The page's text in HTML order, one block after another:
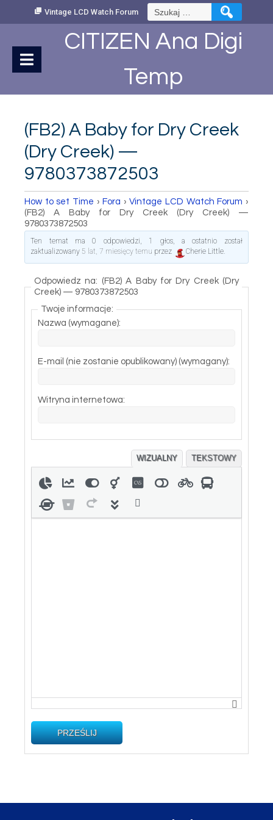
Vintage LCD Watch Forum Szukaj:
CITIZEN Ana Digi
Temp
(FB2) A Baby for Dry Creek
(Dry Creek) —
9780373872503
How to set Time › Fora › Vintage LCD Watch Forum ›
(FB2) A Baby for Dry Creek (Dry Creek) —
9780373872503
Ten temat ma 0 odpowiedzi, 1 głos, a ostatnio został
zaktualizowany 5 lat, 7 miesięcy temu przez Cherie Little.
Odpowiedz na: (FB2) A Baby for Dry Creek (Dry
Creek) — 9780373872503
Twoje informacje:
Nazwa (wymagane):
E-mail (nie zostanie opublikowany) (wymagany):
Witryna internetowa:
WIZUALNY TEKSTOWY
PRZEŚLIJ